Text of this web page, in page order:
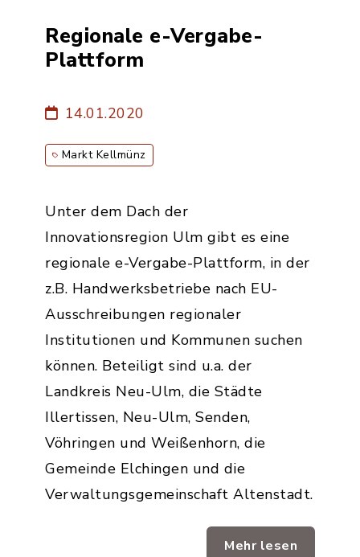
Regionale e-Vergabe-
Plattform
14.01.2020
Markt Kellmünz
Unter dem Dach der
Innovationsregion Ulm gibt es eine
regionale e-Vergabe-Plattform, in der
z.B. Handwerksbetriebe nach EU-
Ausschreibungen regionaler
Institutionen und Kommunen suchen
können. Beteiligt sind u.a. der
Landkreis Neu-Ulm, die Städte
Illertissen, Neu-Ulm, Senden,
Vöhringen und Weißenhorn, die
Gemeinde Elchingen und die
Verwaltungsgemeinschaft Altenstadt.
Mehr lesen